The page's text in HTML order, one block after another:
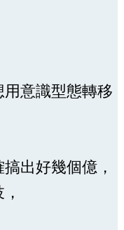
意識型態轉移
出好幾個億，